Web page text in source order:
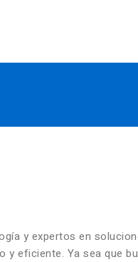
y expertos en
eficiente. Ya sea que